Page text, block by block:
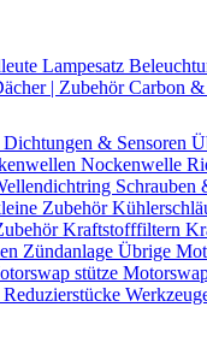
Lampesatz
| ZubehörCarbon &
Dichtungen & Sensoren
Nockenwelle
Schrauben
Zubehör
Kraftstofffiltern
Zündanlage Übrige
stütze